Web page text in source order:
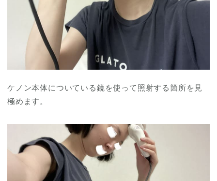
ケノン本体についている鏡を使って照射する箇所を見
極めます。